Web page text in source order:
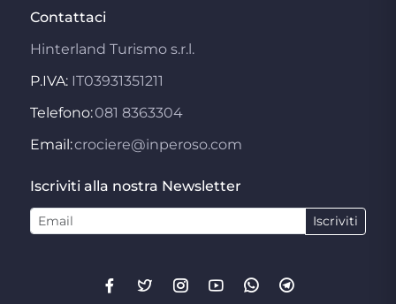
Contattaci
Hinterland Turismo s.r.l.
P.IVA: IT03931351211
Telefono:081 8363304
Email:crociere@inperoso.com
Iscriviti alla nostra Newsletter
Iscriviti